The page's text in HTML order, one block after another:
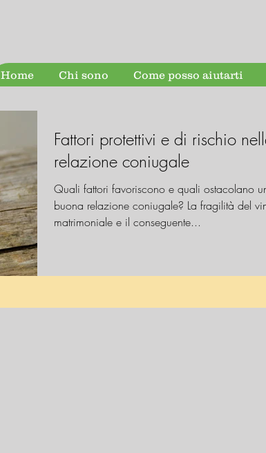
Home Chi sono Come posso aiutarti
Fattori protettivi e di rischio
relazione coniugale
Quali fattori favoriscono e quali ostacolano
buona relazione coniugale? La fragilità del
matrimoniale e il conseguente...